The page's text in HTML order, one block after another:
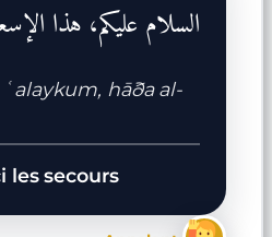
السلام عليكم، هذا
hāða al-
les secours